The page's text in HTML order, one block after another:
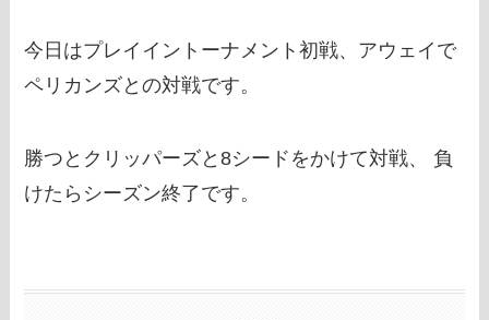
今日はプレイイントーナメント初戦、アウェイで
ペリカンズとの対戦です。
勝つとクリッパーズと8シードをかけて対戦、 負
けたらシーズン終了です。